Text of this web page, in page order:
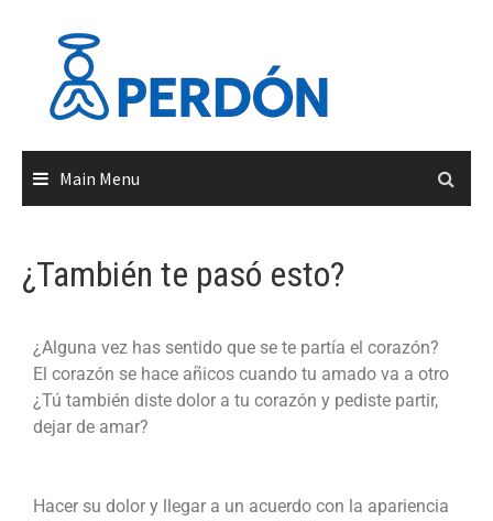
Main Menu
¿También te pasó esto?
¿Alguna vez has sentido que se te partía el corazón?
El corazón se hace añicos cuando tu amado va a otro
¿Tú también diste dolor a tu corazón y pediste partir,
dejar de amar?
Hacer su dolor y llegar a un acuerdo con la apariencia